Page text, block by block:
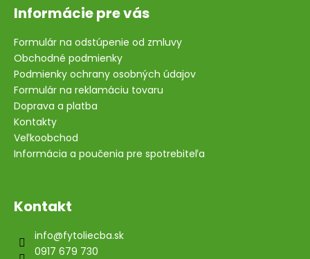
Informácie pre vás
Formulár na odstúpenie od zmluvy
Obchodné podmienky
Podmienky ochrany osobných údajov
Formulár na reklamáciu tovaru
Doprava a platba
Kontakty
Veľkoobchod
Informácia a poučenia pre spotrebiteľa
Kontakt
info@fytoliecba.sk
0917 679 730